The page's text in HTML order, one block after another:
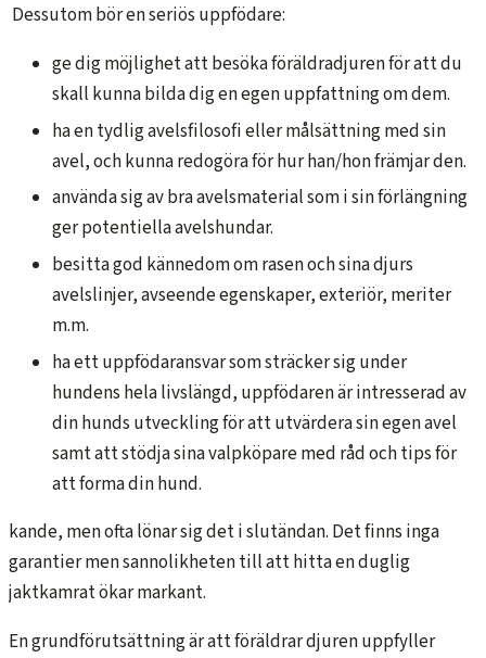
Dessutom bör en seriös uppfödare:
ge dig möjlighet att besöka föräldradjuren för att du
skall kunna bilda dig en egen uppfattning om dem.
ha en tydlig avelsfilosofi eller målsättning med sin
avel, och kunna redogöra för hur han/hon främjar den.
använda sig av bra avelsmaterial som i sin förlängning
ger potentiella avelshundar.
besitta god kännedom om rasen och sina djurs
avelslinjer, avseende egenskaper, exteriör, meriter
m.m.
ha ett uppfödaransvar som sträcker sig under
hundens hela livslängd, uppfödaren är intresserad av
din hunds utveckling för att utvärdera sin egen avel
samt att stödja sina valpköpare med råd och tips för
att forma din hund.
kande, men ofta lönar sig det i slutändan. Det finns inga
garantier men sannolikheten till att hitta en duglig
jaktkamrat ökar markant.
En grundförutsättning är att föräldrar djuren uppfyller